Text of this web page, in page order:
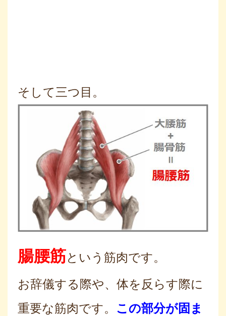
そして三つ目。
腸腰筋という筋肉です。
お辞儀する際や、体を反らす際に
重要な筋肉です。 この部分が固ま